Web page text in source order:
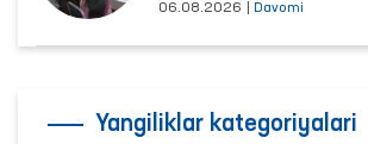
06.08.2026 Davomi
Yangiliklar kategoriyalari